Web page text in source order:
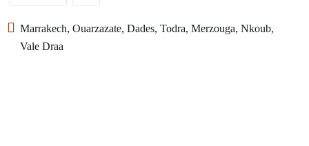
Marrakech, Ouarzazate, Dades, Todra, Merzouga, Nkoub,
Vale Draa